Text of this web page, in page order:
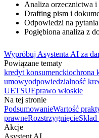
Analiza orzecznictwa i
Drafting pism i
Odpowiedzi na
Pogłębiona analiza z
Wypróbuj Asystenta AI za
Powiązane tematy
kredyt konsumenckiochrona
umowyodpowiedzialność
UETSUEprawo włoskie
Na tej stronie
PodsumowanieWartość
prawneRozstrzygnięcie
Akcje
Asystent AI